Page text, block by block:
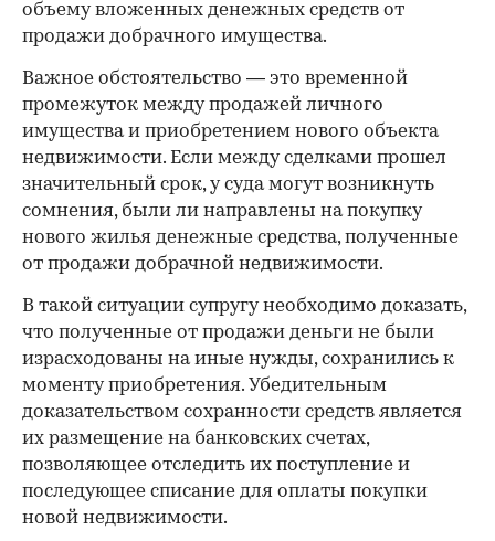
объему вложенных денежных средств от
продажи добрачного имущества.
Важное обстоятельство — это временной
промежуток между продажей личного
имущества и приобретением нового объекта
недвижимости. Если между сделками прошел
значительный срок, у суда могут возникнуть
сомнения, были ли направлены на покупку
нового жилья денежные средства, полученные
от продажи добрачной недвижимости.
В такой ситуации супругу необходимо доказать,
что полученные от продажи деньги не были
израсходованы на иные нужды, сохранились к
моменту приобретения. Убедительным
доказательством сохранности средств является
их размещение на банковских счетах,
позволяющее отследить их поступление и
последующее списание для оплаты покупки
новой недвижимости.